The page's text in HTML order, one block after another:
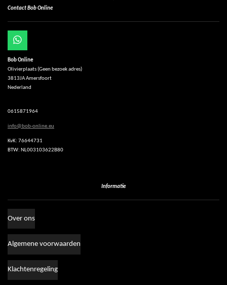
Contact Bob Online
W
h
a
t
s
A
p
Bob Online
Olivierplaats (Geen bezoek adres)
3813JA Amersfoort
Nederland
0615871964
info@bob-online.eu
KvK: 76644731
BTW: NL003103622B80
Informatie
Over ons
Algemene voorwaarden
Klachtenregeling